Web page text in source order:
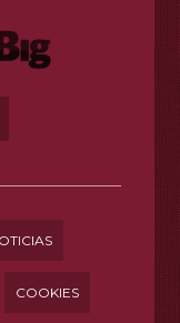
COOKIES